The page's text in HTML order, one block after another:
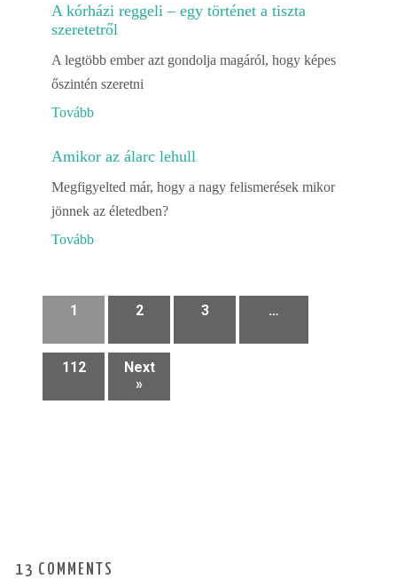
A kórházi reggeli – egy történet a tiszta
szeretetről
A legtöbb ember azt gondolja magáról, hogy képes
őszintén szeretni
Tovább
Amikor az álarc lehull
Megfigyelted már, hogy a nagy felismerések mikor
jönnek az életedben?
Tovább
1 2 3 …
112
Next
»
13 COMMENTS